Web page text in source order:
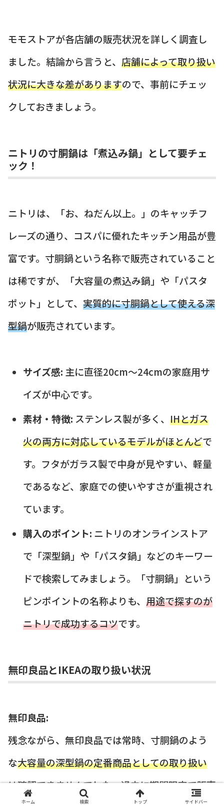
モモストアが各店舗の販売状況を詳しく調査し
ました。結論から言うと、 店舗によって取り扱い
状況に大きな差がありますので、事前にチェッ
クしておきましょう。
ニトリの寸胴鍋は「煮込み鍋」として要チェ
ック！
ニトリは、「お、ねだん以上。」のキャッチフ
レーズの通り、コスパに優れたキッチン用品が豊
富です。寸胴鍋という名称で販売されていること
は稀ですが、「大容量の煮込み鍋」や「パスタ
ポット」として、 実質的に寸胴鍋として使える深
型鍋が販売されています。
サイズ感: 主に直径20cm～24cmの家庭用サ
イズが中心です。
素材・特徴: ステンレス製が多く、 IHとガス
火の両方に対応しているモデルがほとんどで
す。フタがガラス製で中身が見やすい、軽量
であるなど、家庭での使いやすさが重視され
ています。
購入のポイント: ニトリのオンラインストア
で「深型鍋」や「パスタ鍋」などのキーワー
ドで検索してみましょう。「寸胴鍋」という
ピンポイントの名称よりも、 用途で探すのが
ニトリで成功するコツです。
無印良品とIKEAの取り扱い状況
無印良品:
残念ながら、無印良品では常時、寸胴鍋のよう
な大容量の深型鍋の定番商品としての取り扱い
は確認できませんでした。過去に期間限定で販売
ホーム 検索 トップ サイドバー